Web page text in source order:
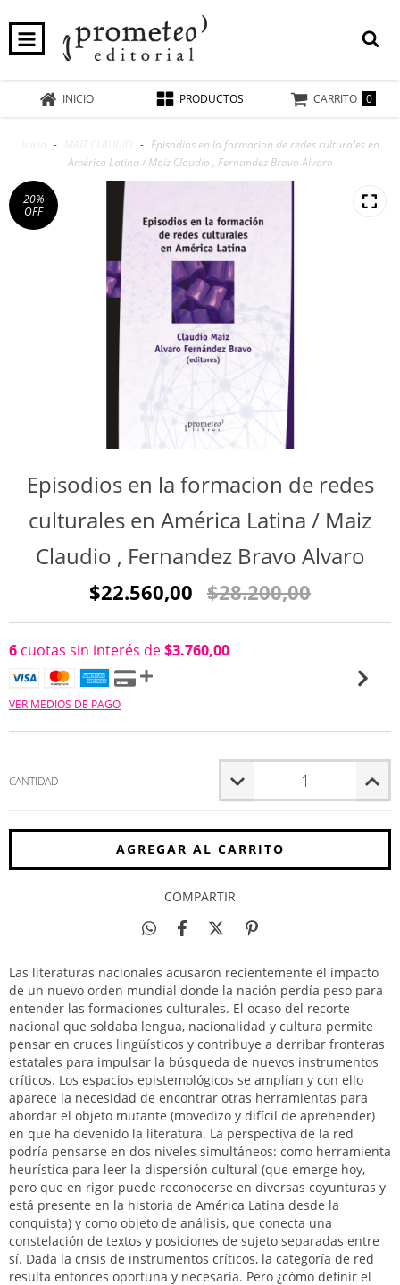
INICIO PRODUCTOS CARRITO 0
- - Episodios en la formacion de redes culturales en
América Latina / Maiz Claudio , Fernandez Bravo Alvaro
20%
OFF
Episodios en la formacion de redes
culturales en América Latina / Maiz
Claudio , Fernandez Bravo Alvaro
$22.560,00 $28.200,00
6 cuotas sin interés de$3.760,00
VER MEDIOS DE PAGO
CANTIDAD
COMPARTIR
Las literaturas nacionales acusaron recientemente el impacto
de un nuevo orden mundial donde la nación perdía peso para
entender las formaciones culturales. El ocaso del recorte
nacional que soldaba lengua, nacionalidad y cultura permite
pensar en cruces lingüísticos y contribuye a derribar fronteras
estatales para impulsar la búsqueda de nuevos instrumentos
críticos. Los espacios epistemológicos se amplían y con ello
aparece la necesidad de encontrar otras herramientas para
abordar el objeto mutante (movedizo y difícil de aprehender)
en que ha devenido la literatura. La perspectiva de la red
podría pensarse en dos niveles simultáneos: como herramienta
heurística para leer la dispersión cultural (que emerge hoy,
pero que en rigor puede reconocerse en diversas coyunturas y
está presente en la historia de América Latina desde la
conquista) y como objeto de análisis, que conecta una
constelación de textos y posiciones de sujeto separadas entre
sí. Dada la crisis de instrumentos críticos, la categoría de red
resulta entonces oportuna y necesaria. Pero ¿cómo definir el